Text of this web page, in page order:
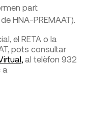
part
HNA-PREMAAT).
el RETA o la
pots consultar
al telèfon 932
a